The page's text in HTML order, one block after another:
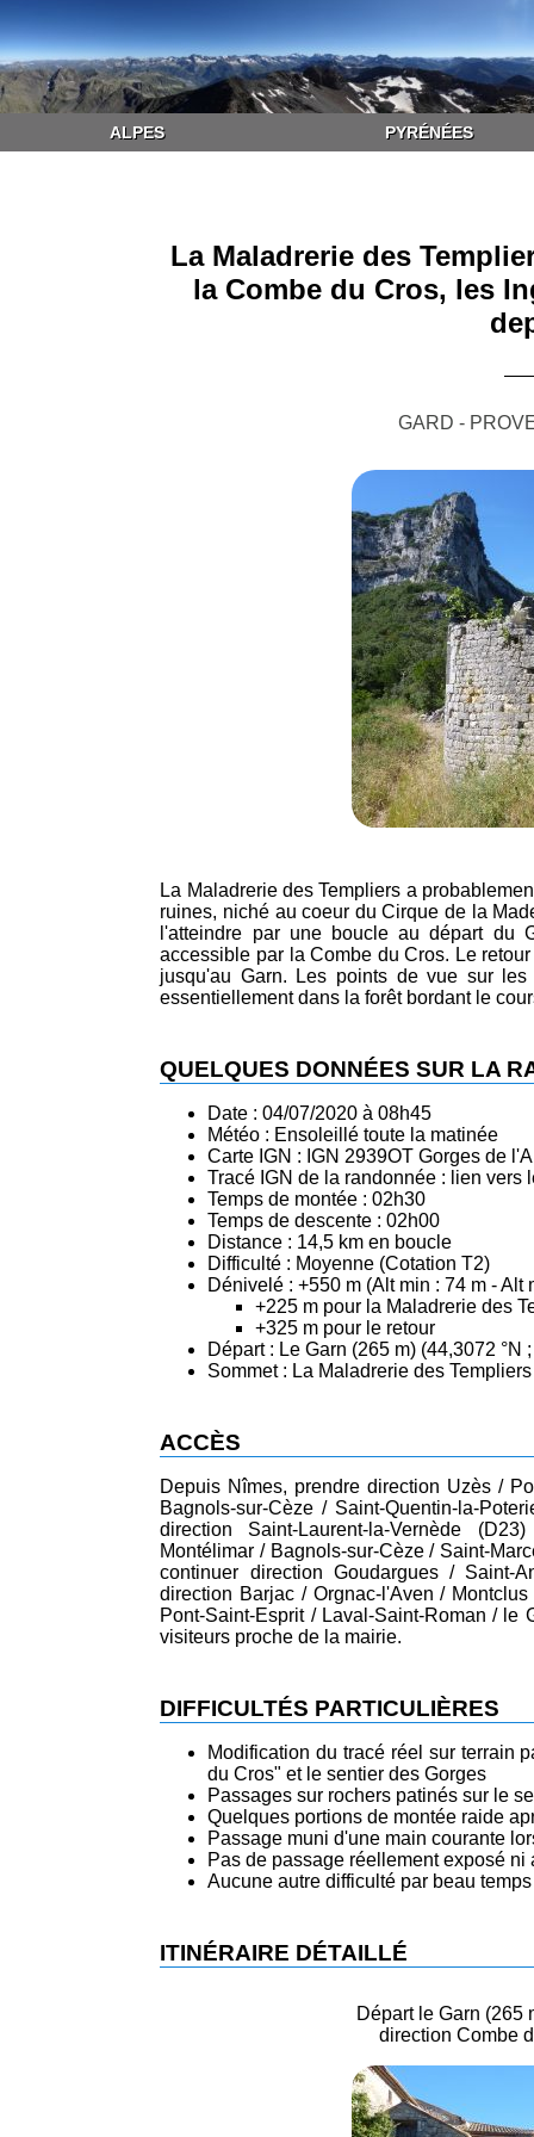
ALPES PYRÉNÉES
La Maladrerie des
la Combe du Cros, les
GARD -
La Maladrerie des Templiers a
ruines, niché au coeur du Cirque de la
l'atteindre par une boucle au départ du
accessible par la Combe du Cros. Le
jusqu'au Garn. Les points de vue sur
essentiellement dans la forêt bordant le
QUELQUES DONNÉES SUR LA
Date : 04/07/2020 à 08h45
Météo : Ensoleillé toute la matinée
Carte IGN : IGN 2939OT Gorges de
Tracé IGN de la randonnée : lien vers
Temps de montée : 02h30
Temps de descente : 02h00
Distance : 14,5 km en boucle
Difficulté : Moyenne (Cotation T2)
Dénivelé : +550 m (Alt min : 74 m - Alt
+225 m pour la Maladrerie des
+325 m pour le retour
Départ : Le Garn (265 m) (44,3072 °N
Sommet : La Maladrerie des
ACCÈS
Depuis Nîmes, prendre direction Uzès /
Bagnols-sur-Cèze / Saint-Quentin-la-
direction Saint-Laurent-la-Vernède
Montélimar / Bagnols-sur-Cèze / Saint-
continuer direction Goudargues / Saint-
direction Barjac / Orgnac-l'Aven /
Pont-Saint-Esprit / Laval-Saint-Roman /
visiteurs proche de la mairie.
DIFFICULTÉS PARTICULIÈRES
Modification du tracé réel sur terrain
du Cros" et le sentier des Gorges
Passages sur rochers patinés sur le
Quelques portions de montée raide
Passage muni d'une main courante
Pas de passage réellement exposé ni
Aucune autre difficulté par beau
ITINÉRAIRE DÉTAILLÉ
Départ le Garn (265
direction Combe